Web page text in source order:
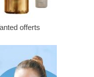
offerts